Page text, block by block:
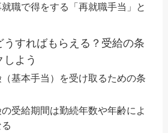
職で得をする「再就職手当」と
うすればもらえる？受給の条
しよう
基本手当）を受け取るための条
受給期間は勤続年数や年齢によ